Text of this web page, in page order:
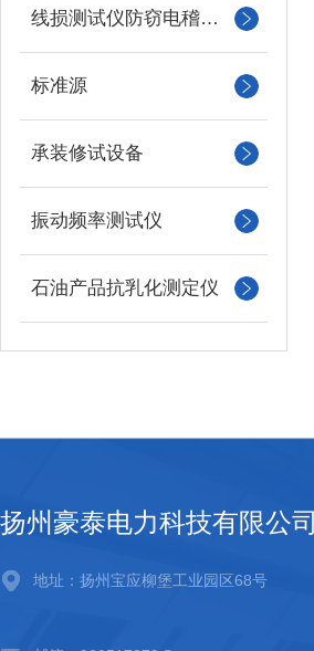
线损测试仪防窃电稽查仪
标准源
承装修试设备
振动频率测试仪
石油产品抗乳化测定仪
扬州豪泰电力科技有限公司
地址：扬州宝应柳堡工业园区68号